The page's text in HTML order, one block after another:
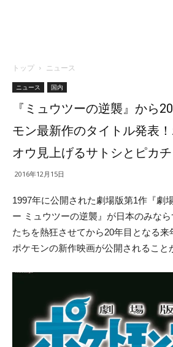
トップ ニュース
ニュース 国内
『ミュウツーの逆襲』から
モン最新作のタイトル発表
オウ見上げるサトシとピカ
2016年12月15日
1997年に公開された劇場版第1作『劇
ー ミュウツーの逆襲』が日本のみな
たちを熱狂させてから20年目となる来
ポケモンの新作映画が公開されること